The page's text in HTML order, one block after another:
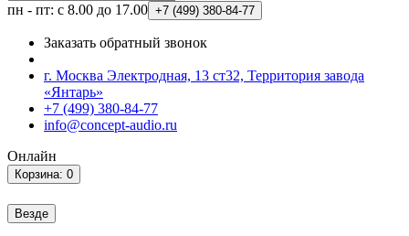
пн - пт: с 8.00 до 17.00 +7 (499) 380-84-77
Заказать обратный звонок
г. Москва Электродная, 13 ст32, Территория завода
«Янтарь»
+7 (499) 380-84-77
info@concept-audio.ru
Онлайн
Корзина: 0
Везде